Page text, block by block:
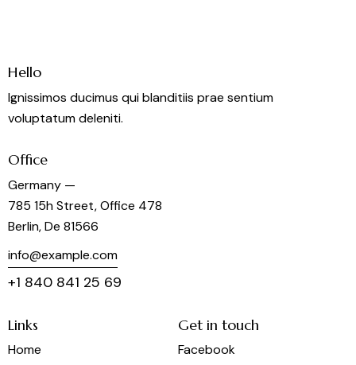
Hello
Ignissimos ducimus qui blanditiis prae sentium
voluptatum deleniti.
Office
Germany —
785 15h Street, Office 478
Berlin, De 81566
info@example.com
+1 840 841 25 69
Links
Home
Get in touch
Facebook